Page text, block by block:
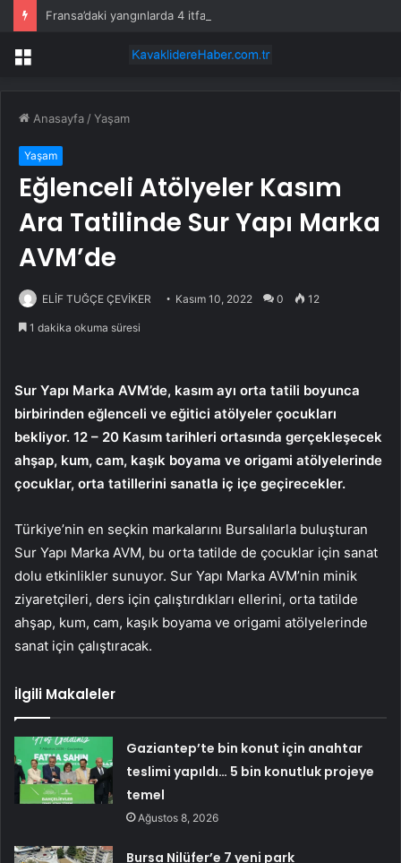
Fransa’daki yangınlarda 4 itfaiye eri hayatını kaybetti
Menü
Anasayfa /Yaşam
Yaşam
Eğlenceli Atölyeler Kasım
Ara Tatilinde Sur Yapı Marka
AVM’de
ELİF TUĞÇE ÇEVİKER Kasım 10, 2022 0 12
1 dakika okuma süresi
Sur Yapı Marka AVM’de, kasım ayı orta tatili boyunca
birbirinden eğlenceli ve eğitici atölyeler çocukları
bekliyor. 12 – 20 Kasım tarihleri ortasında gerçekleşecek
ahşap, kum, cam, kaşık boyama ve origami atölyelerinde
çocuklar, orta tatillerini sanatla iç içe geçirecekler.
Türkiye’nin en seçkin markalarını Bursalılarla buluşturan
Sur Yapı Marka AVM, bu orta tatilde de çocuklar için sanat
dolu etkinlikler sunuyor. Sur Yapı Marka AVM’nin minik
ziyaretçileri, ders için çalıştırdıkları ellerini, orta tatilde
ahşap, kum, cam, kaşık boyama ve origami atölyelerinde
sanat için çalıştıracak.
İlgili Makaleler
Gaziantep’te bin konut için anahtar
teslimi yapıldı… 5 bin konutluk projeye
temel
Ağustos 8, 2026
Bursa Nilüfer’e 7 yeni park